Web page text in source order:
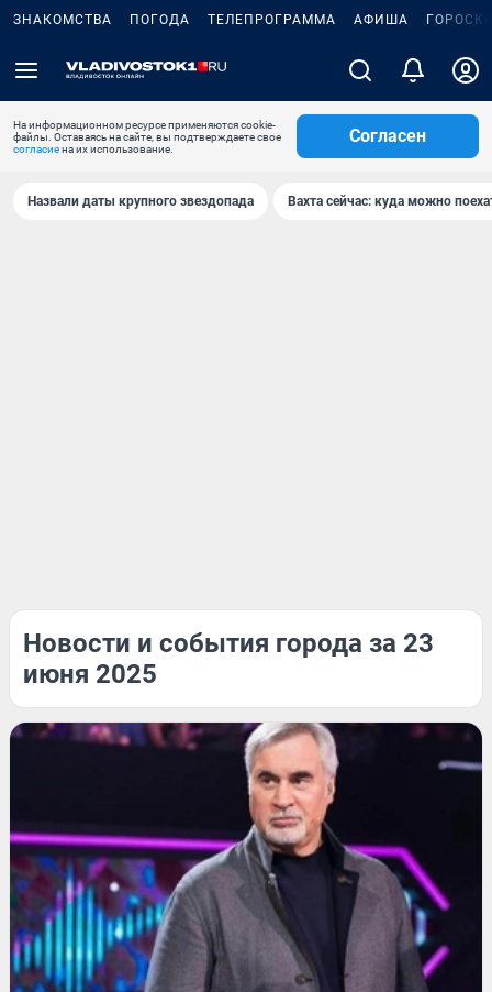
ЗНАКОМСТВА ПОГОДА ТЕЛЕПРОГРАММА АФИША
На информационном ресурсе применяются cookie-
файлы. Оставаясь на сайте, вы подтверждаете свое
согласиена их использование.
Согласен
Назвали даты крупного звездопада Вахта сейчас: куда можно
Новости и события города за 23
июня 2025